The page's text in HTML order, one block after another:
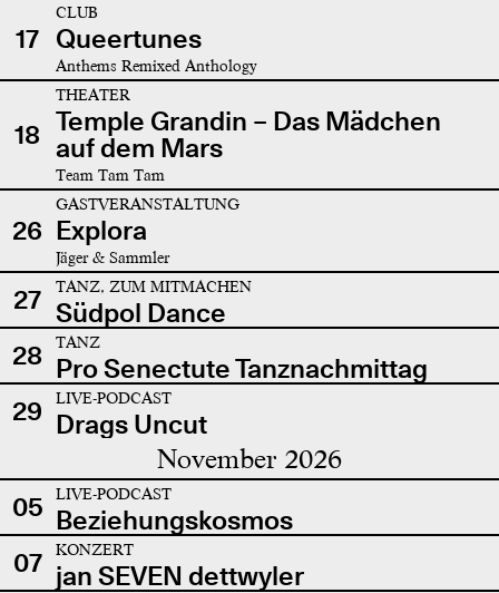
17
CLUB
Queertunes
Anthems Remixed Anthology
18
THEATER
Temple Grandin – Das Mädchen
auf dem Mars
Team Tam Tam
26
GASTVERANSTALTUNG
Explora
Jäger & Sammler
27 TANZ, ZUM MITMACHEN
Südpol Dance
28
TANZ
Pro Senectute Tanznachmittag
29
LIVE-PODCAST
Drags Uncut
November 2026
05 LIVE-PODCAST
Beziehungskosmos
07
KONZERT
jan SEVEN dettwyler